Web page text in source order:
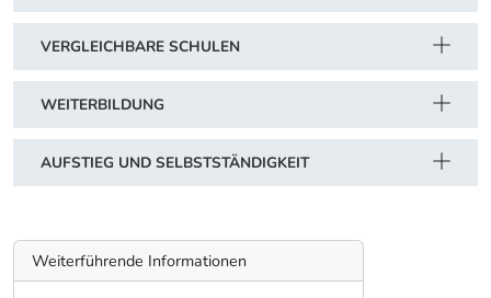
VERGLEICHBARE SCHULEN
WEITERBILDUNG
AUFSTIEG UND SELBSTSTÄNDIGKEIT
Weiterführende Informationen